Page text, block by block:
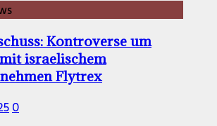
Kontroverse um
israelischem
Flytrex
0